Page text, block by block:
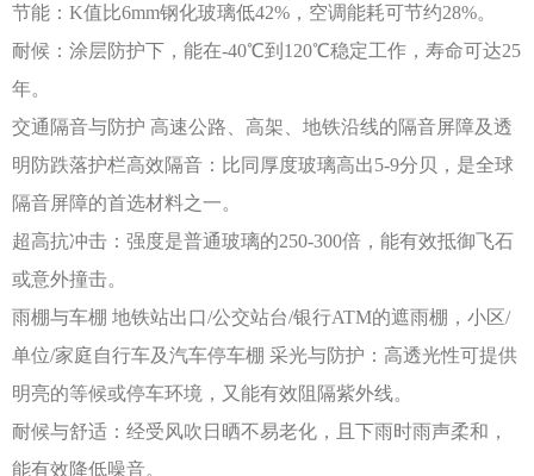
节能： K值比6mm钢化玻璃低42%，空调能耗可节约28%。
耐候：涂层防护下，能在-40℃到120℃稳定工作，寿命可达25
年。
交通隔音与防护 高速公路、高架、地铁沿线的隔音屏障及透
明防跌落护栏高效隔音：比同厚度玻璃高出5-9分贝，是全球
隔音屏障的首选材料之一。
超高抗冲击：强度是普通玻璃的250-300倍，能有效抵御飞石
或意外撞击。
雨棚与车棚 地铁站出口/公交站台/银行ATM的遮雨棚，小区/
单位/家庭自行车及汽车停车棚 采光与防护：高透光性可提供
明亮的等候或停车环境，又能有效阻隔紫外线。
耐候与舒适：经受风吹日晒不易老化，且下雨时雨声柔和，
能有效降低噪音。